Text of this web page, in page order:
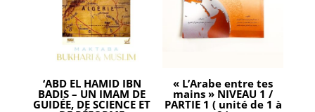
‘ABD EL HAMID IBN
BADIS – UN IMAM DE
GUIDÉE, DE SCIENCE ET
« L’Arabe entre tes
mains » NIVEAU 1 /
PARTIE 1 ( unité de 1 à